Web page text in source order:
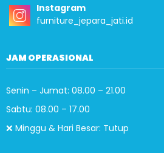
Instagram
furniture_jepara_jati.id
JAM OPERASIONAL
Senin – Jumat: 08.00 – 21.00
Sabtu: 08.00 – 17.00
❌ Minggu & Hari Besar: Tutup